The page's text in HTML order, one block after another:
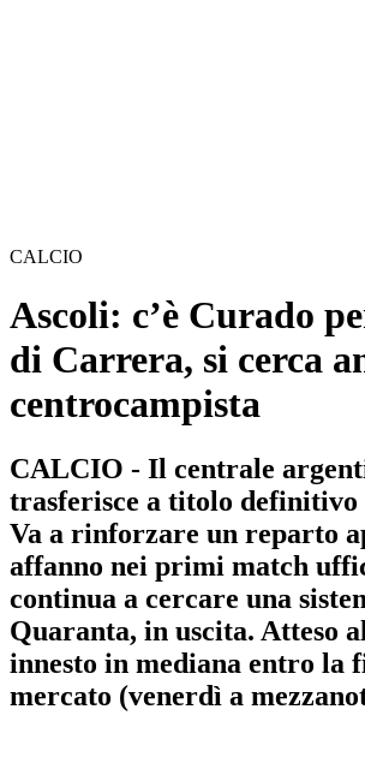
CALCIO
Ascoli: c’è Curado
di Carrera, si cerca
centrocampista
CALCIO - Il centrale
trasferisce a titolo definitivo
Va a rinforzare un reparto
affanno nei primi match
continua a cercare una
Quaranta, in uscita. Atteso
innesto in mediana entro la
mercato (venerdì a